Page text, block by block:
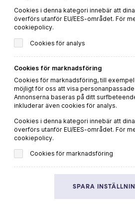
Du hittar fler goda recept och
systersajtViva Vin
VIN
RECEPT
INSPIRATION
© 2026
Cookies i denna kategori innebär att
överförs utanför EU/EES-området. För
cookiepolicy.
Cookies för analys
Cookies för marknadsföring
Cookies för marknadsföring, till
möjligt för oss att visa
Annonserna baseras på ditt
inkluderar även cookies för analys.
Cookies i denna kategori innebär att
överförs utanför EU/EES-området. För
cookiepolicy.
Cookies för marknadsföring
SPARA